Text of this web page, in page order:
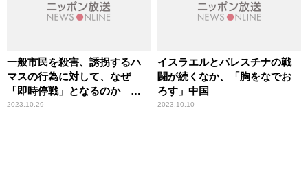
一般市民を殺害、誘拐するハ
マスの行為に対して、なぜ
「即時停戦」となるのか イ
スラエル・パレスチナ情勢
2023.10.29
イスラエルとパレスチナの戦
闘が続くなか、「胸をなでお
ろす」中国
2023.10.10